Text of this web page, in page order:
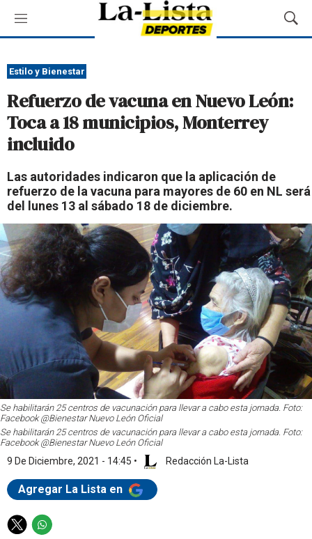
M
e
ú
M
o
a
r
u
e
a
Estilo y Bienestar
Refuerzo de vacuna en Nuevo León:
Toca a 18 municipios, Monterrey
incluido
Las autoridades indicaron que la aplicación de
refuerzo de la vacuna para mayores de 60 en NL será
del lunes 13 al sábado 18 de diciembre.
Se habilitarán 25 centros de vacunación para llevar a cabo esta jornada. Foto:
Facebook @Bienestar Nuevo León Oficial
Se habilitarán 25 centros de vacunación para llevar a cabo esta jornada. Foto:
Facebook @Bienestar Nuevo León Oficial
9 De Diciembre, 2021 - 14:45 • Redacción La-Lista
Agregar La Lista en
T
W